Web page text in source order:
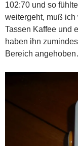
102:70 und so
weitergeht, muß
Tassen Kaffee und
haben ihn
Bereich